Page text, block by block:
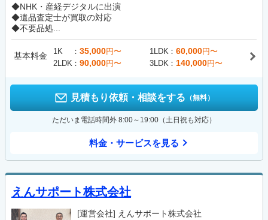
◆NHK・産経デジタルに出演
◆遺品査定士が買取の対応
◆不要品処...
基本料金 1K 35,000円〜 1LDK 60,000円〜
2LDK
90,000円〜 3LDK 140,000円〜
見積もり依頼・相談をする （無料）
ただいま電話時間外 8:00～19:00（土日祝も対応）
料金・サービスを見る
えんサポート株式会社
[運営会社] えんサポート株式会社